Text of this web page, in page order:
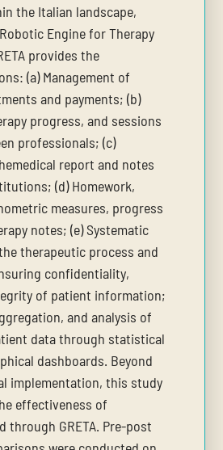
the Italian landscape,
Robotic Engine for Therapy
provides the
(a) Management of
and payments; (b)
progress, and sessions
professionals; (c)
report and notes
(d) Homework,
measures, progress
notes; (e) Systematic
therapeutic process and
confidentiality,
of patient information;
and analysis of
data through statistical
dashboards. Beyond
implementation, this study
effectiveness of
through GRETA. Pre-post